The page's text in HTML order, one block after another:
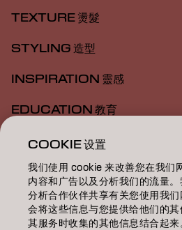
TEXTURE 燙髮
STYLING 造型
INSPIRATION 靈感
EDUCATION 教育
ABOUT 關於我們
SALON FINDER 搜尋髮廊
BECOME A PARTNER 成為
COOKIE 设置
我们使用 cookie 来改善您在我们
内容和广告以及分析我们的流量
分析合作伙伴共享有关您使用我
会将这些信息与您提供给他们的
其服务时收集的其他信息结合起来